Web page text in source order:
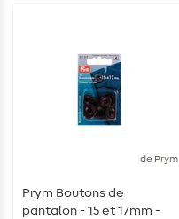
de Prym
Prym Boutons de
pantalon - 15 et 17mm -